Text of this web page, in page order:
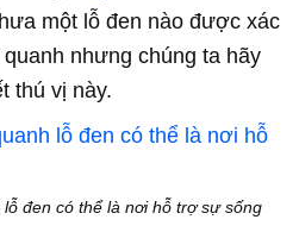
một lỗ đen nào được xác
nhưng chúng ta hãy
thú vị này.
đen có thể là nơi hỗ trợ sự sống